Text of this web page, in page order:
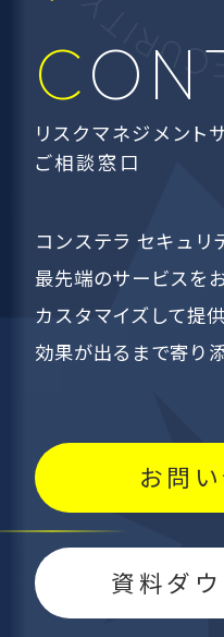
リスクマネジメント
ご相談窓口
コンステラ セキュリ
最先端のサービスを
カスタマイズして提供
効果が出るまで寄り添
お問
資料ダ